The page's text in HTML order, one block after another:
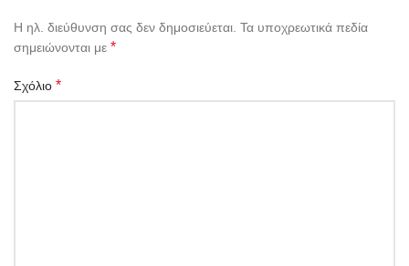
Η ηλ. διεύθυνση σας δεν δημοσιεύεται. Τα υποχρεωτικά πεδία
σημειώνονται με *
Σχόλιο *